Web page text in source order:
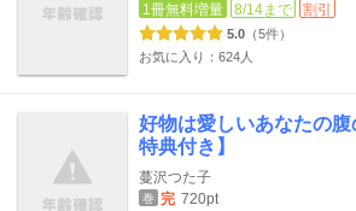
1冊無料増量
8/14まで 割引
5.0 （5件）
お気に入り：624人
好物は愛しいあなたの
特典付き】
蔓沢つた子
巻 完 720pt